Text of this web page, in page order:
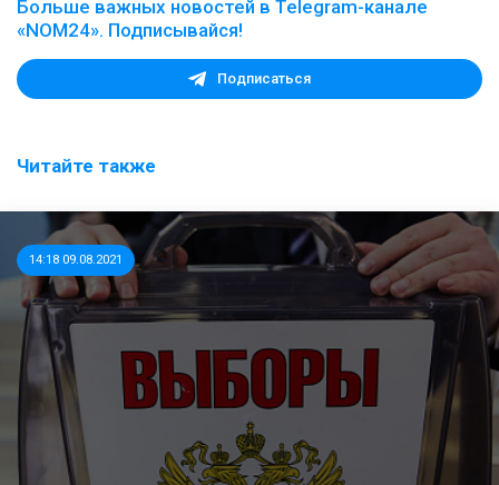
Больше важных новостей в Telegram-канале
«NOM24». Подписывайся!
Подписаться
Читайте также
14:18 09.08.2021